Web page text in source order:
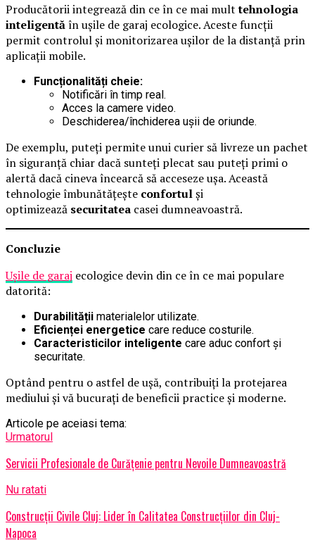
Producătorii integrează din ce în ce mai multtehnologia
inteligentăîn ușile de garaj ecologice. Aceste funcții
permit controlul și monitorizarea ușilor de la distanță prin
aplicații mobile.
Funcționalități cheie:
Notificări în timp real.
Acces la camere video.
Deschiderea/închiderea ușii de oriunde.
De exemplu, puteți permite unui curier să livreze un pachet
în siguranță chiar dacă sunteți plecat sau puteți primi o
alertă dacă cineva încearcă să acceseze ușa. Această
tehnologie îmbunătățește confortulși
optimizează securitatea casei dumneavoastră.
Concluzie
Ușile de garaj ecologice devin din ce în ce mai populare
datorită:
Durabilității materialelor utilizate.
Eficienței energetice care reduce costurile.
Caracteristicilor inteligente care aduc confort și
securitate.
Optând pentru o astfel de ușă, contribuiți la protejarea
mediului și vă bucurați de beneficii practice și moderne.
Articole pe aceiasi tema:
Urmatorul
Servicii Profesionale de Curățenie pentru Nevoile Dumneavoastră
Nu ratati
Construcții Civile Cluj: Lider în Calitatea Construcțiilor din Cluj-
Napoca